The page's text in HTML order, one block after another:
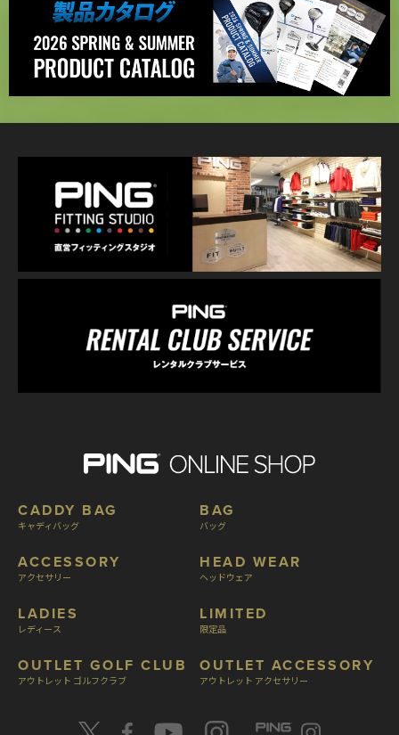
CADDY BAG
キャディバッグ
ACCESSORY
アクセサリー
LADIES
レディース
OUTLET GOLF CLUB
アウトレット ゴルフクラブ
BAG
バッグ
HEAD WEAR
ヘッドウェア
LIMITED
限定品
OUTLET ACCESSORY
アウトレット アクセサリー